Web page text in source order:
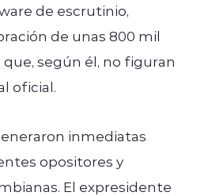
de escrutinio,
de unas 800 mil
según él, no figuran
oficial.
inmediatas
opositores y
El expresidente